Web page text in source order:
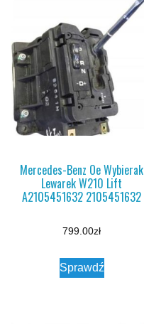
Mercedes-Benz Oe Wybierak
Lewarek W210 Lift
A2105451632 2105451632
799.00zł
Sprawdź